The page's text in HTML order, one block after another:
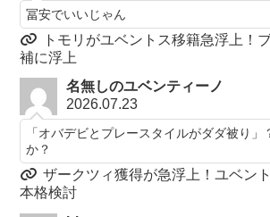
冨安でいいじゃん
トモリがユベントス移籍急浮上！
補に浮上
名無しのユベンティーノ
2026.07.23
「オバデビとプレースタイルがダダ被り」
か？
ザークツィ獲得が急浮上！ユベン
本格検討